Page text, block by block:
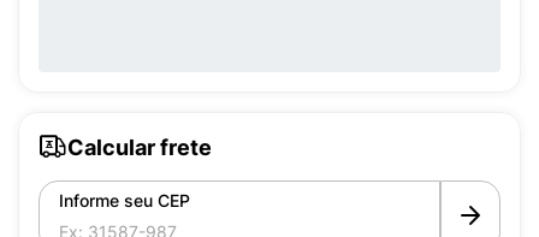
Calcular frete
Informe seu CEP